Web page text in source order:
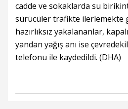
cadde ve sokaklarda su
sürücüler trafikte ilerlemekte
hazırlıksız yakalananlar,
yandan yağış anı ise
telefonu ile kaydedildi. (DHA)